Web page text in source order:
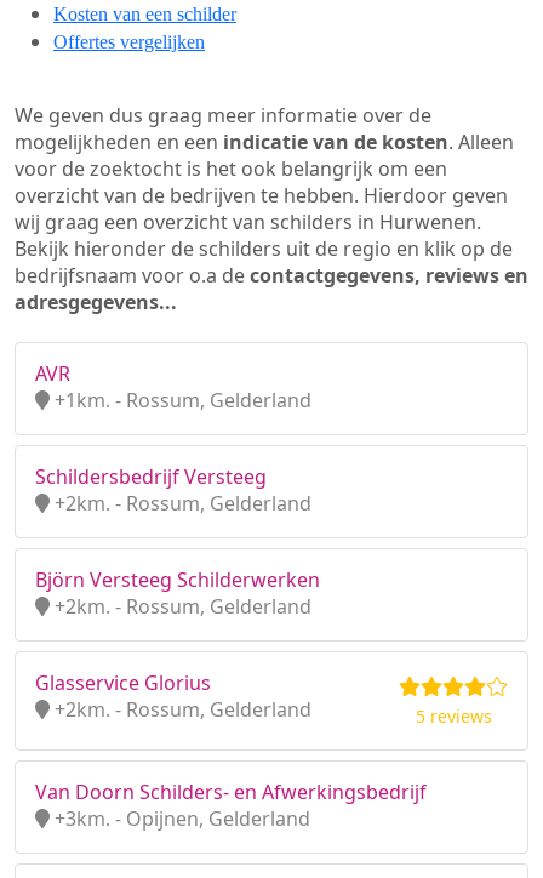
Kosten van een schilder
Offertes vergelijken
We geven dus graag meer informatie over de
mogelijkheden en een indicatie van de kosten. Alleen
voor de zoektocht is het ook belangrijk om een
overzicht van de bedrijven te hebben. Hierdoor geven
wij graag een overzicht van schilders in Hurwenen.
Bekijk hieronder de schilders uit de regio en klik op de
bedrijfsnaam voor o.a decontactgegevens, reviews en
adresgegevens...
AVR
+1km. - Rossum, Gelderland
Schildersbedrijf Versteeg
+2km. - Rossum, Gelderland
Björn Versteeg Schilderwerken
+2km. - Rossum, Gelderland
Glasservice Glorius
+2km. - Rossum, Gelderland
5 reviews
Van Doorn Schilders- en Afwerkingsbedrijf
+3km. - Opijnen, Gelderland